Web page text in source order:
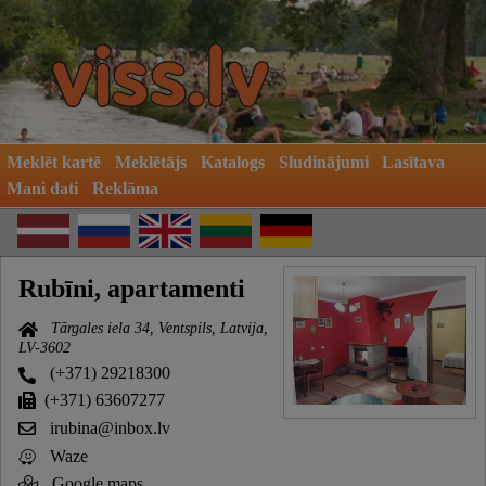
Meklēt kartē Meklētājs Katalogs Sludinājumi
Lasītava
Mani dati
Reklāma
Rubīni, apartamenti
Tārgales iela 34, Ventspils, Latvija,
LV-3602
(+371) 29218300
(+371) 63607277
irubina@inbox.lv
Waze